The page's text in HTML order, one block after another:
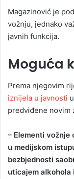
Magazinović je
vožnju, jednako
javnih funkcija.
Moguća
Prema njegovim
iznijela u javnosti
predviđene novim
– Elementi vožnje
u medijskom
bezbjednosti
uticajem